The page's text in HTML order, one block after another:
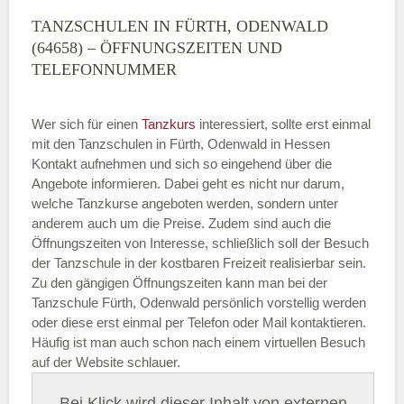
TANZSCHULEN IN FÜRTH, ODENWALD
(64658) – ÖFFNUNGSZEITEN UND
TELEFONNUMMER
Wer sich für einen Tanzkurs interessiert, sollte erst einmal
mit den Tanzschulen in Fürth, Odenwald in Hessen
Kontakt aufnehmen und sich so eingehend über die
Angebote informieren. Dabei geht es nicht nur darum,
welche Tanzkurse angeboten werden, sondern unter
anderem auch um die Preise. Zudem sind auch die
Öffnungszeiten von Interesse, schließlich soll der Besuch
der Tanzschule in der kostbaren Freizeit realisierbar sein.
Zu den gängigen Öffnungszeiten kann man bei der
Tanzschule Fürth, Odenwald persönlich vorstellig werden
oder diese erst einmal per Telefon oder Mail kontaktieren.
Häufig ist man auch schon nach einem virtuellen Besuch
auf der Website schlauer.